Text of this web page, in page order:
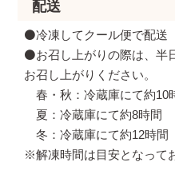
配送
⚫️冷凍してクール便で配送
⚫️お召し上がりの際は、半
お召し上がりください。
春・秋：冷蔵庫にて約10
夏：冷蔵庫にて約8時間
冬：冷蔵庫にて約12時間
※解凍時間は目安となって